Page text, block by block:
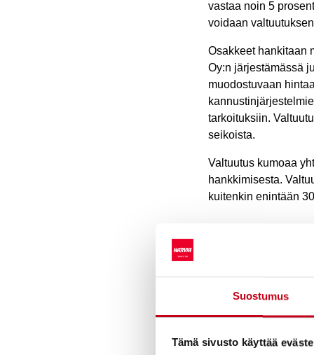
Suostumus
Tämä sivusto käyttää
vastaa noin 5
voidaan
Osakkeet hankitaan
Oy:n järjestämässä
muodostuvaan
tarkoituksiin.
seikoista.
Valtuutus kumoaa
hankkimisesta.
kuitenkin enintään
antaminen
osakkeisiin